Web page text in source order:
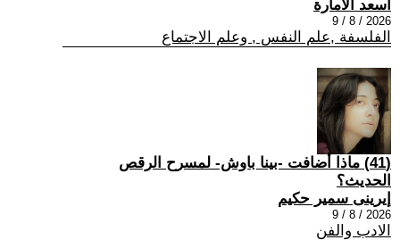
اسعد الامارة
2026 / 8 / 9
الفلسفة ,علم النفس , وعلم الاجتماع
(41) ماذا أضافت -بينا باوش- لمسرح الرقص
الحديث؟
إيرينى سمير حكيم
2026 / 8 / 9
الادب والفن